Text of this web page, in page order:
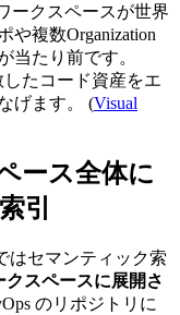
ークスペースが世界
や複数Organization
当たり前です。
したコード資産をエ
げます。 (Visual
ース全体に
引
はセマンティック索
クスペースに展開さ
のリポジトリに